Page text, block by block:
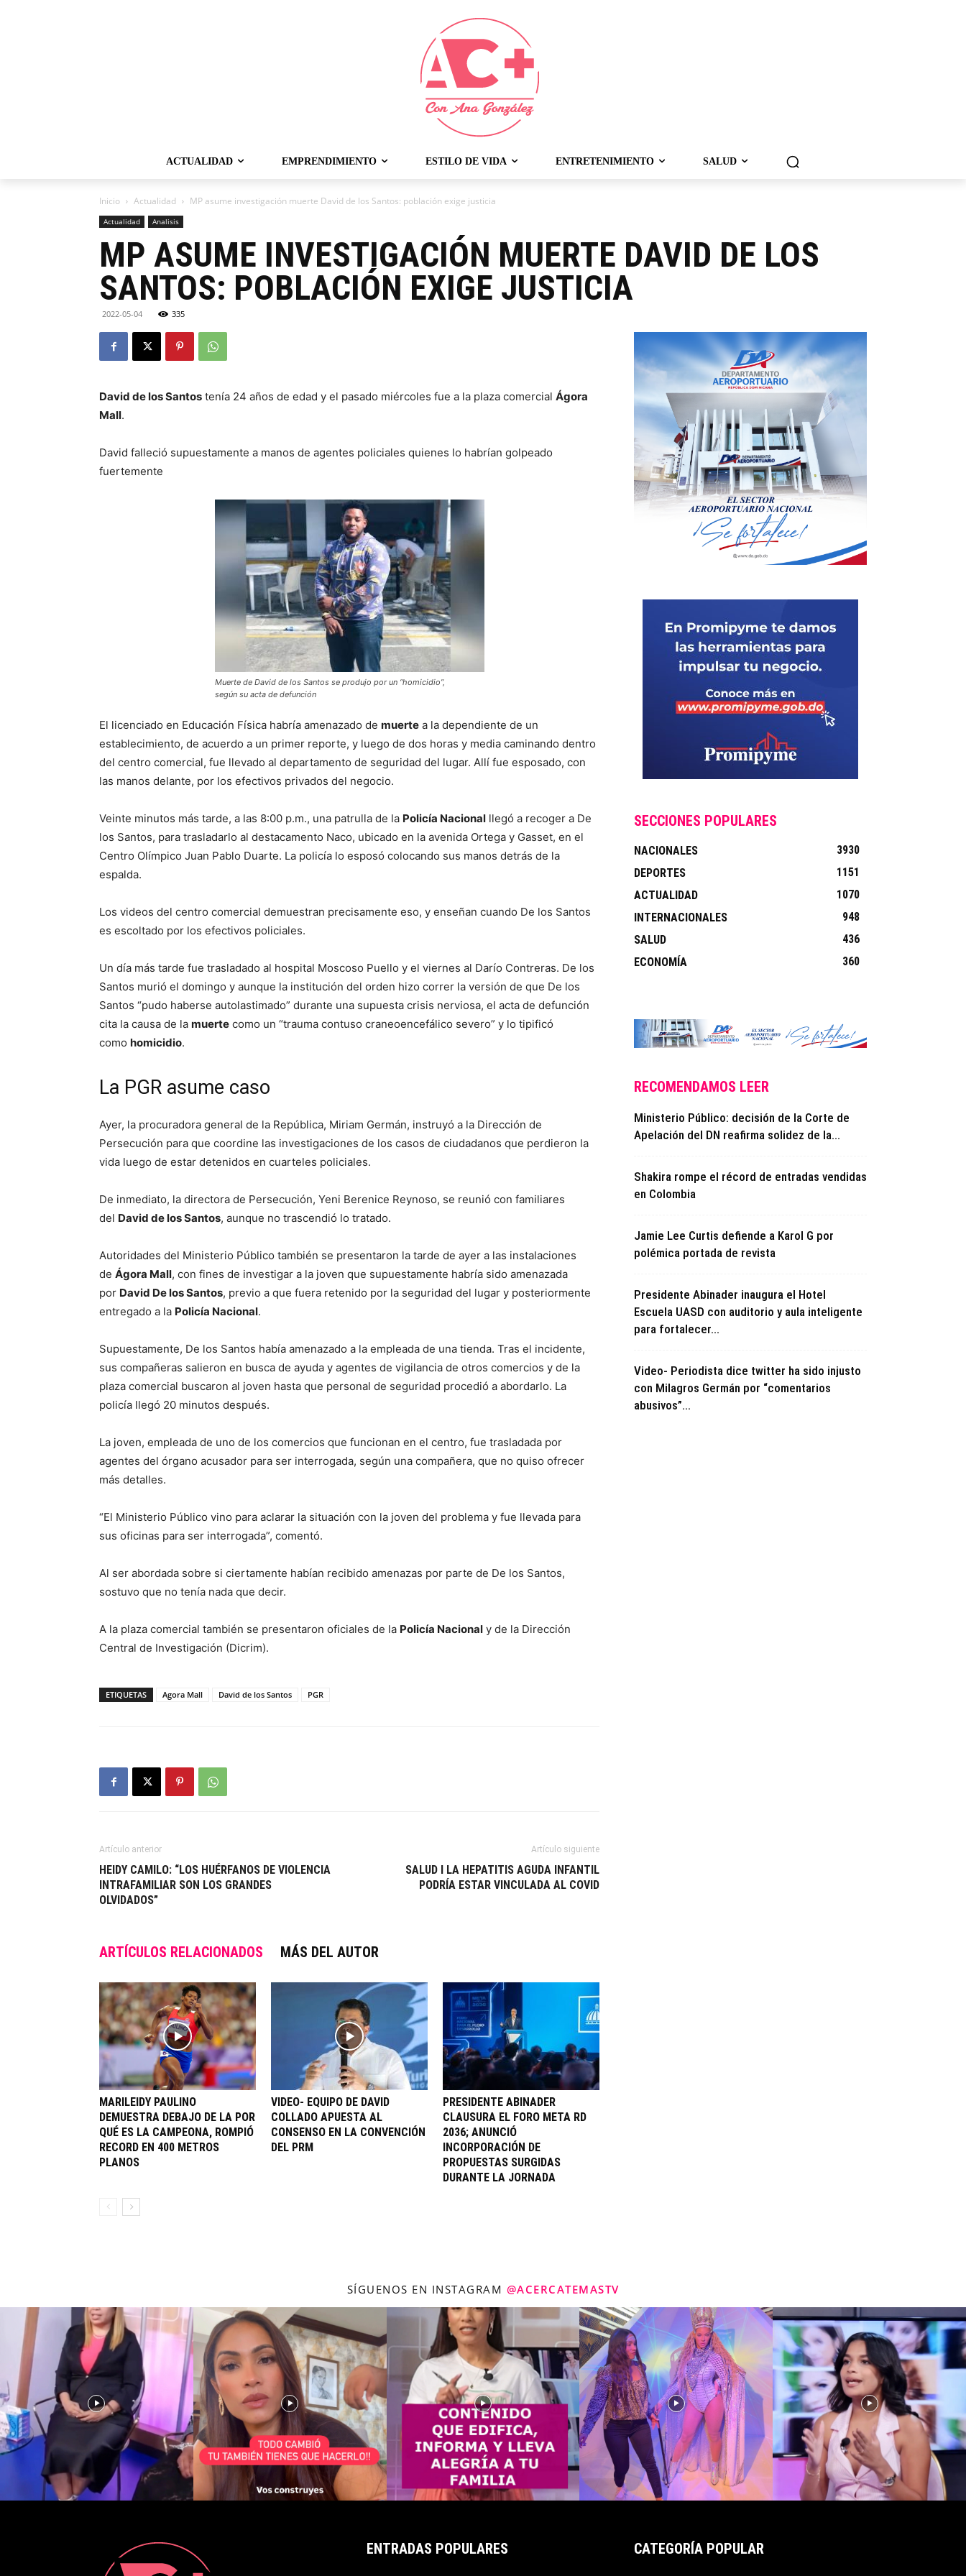
ACTUALIDAD EMPRENDIMIENTO ESTILO DE VIDA ENTRETENIMIENTO SALUD
Inicio Actualidad MP asume investigación muerte David de los Santos: población exige justicia
Actualidad Analisis
MP ASUME INVESTIGACIÓN MUERTE DAVID DE LOS
SANTOS: POBLACIÓN EXIGE JUSTICIA
2022-05-04 335
David de los Santos tenía 24 años de edad y el pasado miércoles fue a la plaza comercial Ágora
Mall.
David falleció supuestamente a manos de agentes policiales quienes lo habrían golpeado
fuertemente
Muerte de David de los Santos se produjo por un “homicidio”,
según su acta de defunción
El licenciado en Educación Física habría amenazado de muerte a la dependiente de un
establecimiento, de acuerdo a un primer reporte, y luego de dos horas y media caminando dentro
del centro comercial, fue llevado al departamento de seguridad del lugar. Allí fue esposado, con
las manos delante, por los efectivos privados del negocio.
Veinte minutos más tarde, a las 8:00 p.m., una patrulla de la Policía Nacional llegó a recoger a De
los Santos, para trasladarlo al destacamento Naco, ubicado en la avenida Ortega y Gasset, en el
Centro Olímpico Juan Pablo Duarte. La policía lo esposó colocando sus manos detrás de la
espalda.
Los videos del centro comercial demuestran precisamente eso, y enseñan cuando De los Santos
es escoltado por los efectivos policiales.
Un día más tarde fue trasladado al hospital Moscoso Puello y el viernes al Darío Contreras. De los
Santos murió el domingo y aunque la institución del orden hizo correr la versión de que De los
Santos “pudo haberse autolastimado” durante una supuesta crisis nerviosa, el acta de defunción
cita la causa de la muerte como un “trauma contuso craneoencefálico severo” y lo tipificó
como homicidio.
La PGR asume caso
Ayer, la procuradora general de la República, Miriam Germán, instruyó a la Dirección de
Persecución para que coordine las investigaciones de los casos de ciudadanos que perdieron la
vida luego de estar detenidos en cuarteles policiales.
De inmediato, la directora de Persecución, Yeni Berenice Reynoso, se reunió con familiares
del David de los Santos, aunque no trascendió lo tratado.
Autoridades del Ministerio Público también se presentaron la tarde de ayer a las instalaciones
de Ágora Mall, con fines de investigar a la joven que supuestamente habría sido amenazada
por David De los Santos, previo a que fuera retenido por la seguridad del lugar y posteriormente
entregado a la Policía Nacional.
Supuestamente, De los Santos había amenazado a la empleada de una tienda. Tras el incidente,
sus compañeras salieron en busca de ayuda y agentes de vigilancia de otros comercios y de la
plaza comercial buscaron al joven hasta que personal de seguridad procedió a abordarlo. La
policía llegó 20 minutos después.
La joven, empleada de uno de los comercios que funcionan en el centro, fue trasladada por
agentes del órgano acusador para ser interrogada, según una compañera, que no quiso ofrecer
más detalles.
“El Ministerio Público vino para aclarar la situación con la joven del problema y fue llevada para
sus oficinas para ser interrogada”, comentó.
Al ser abordada sobre si ciertamente habían recibido amenazas por parte de De los Santos,
sostuvo que no tenía nada que decir.
A la plaza comercial también se presentaron oficiales de la Policía Nacional y de la Dirección
Central de Investigación (Dicrim).
ETIQUETAS Agora Mall David de los Santos PGR
Artículo anterior
HEIDY CAMILO: “LOS HUÉRFANOS DE VIOLENCIA
INTRAFAMILIAR SON LOS GRANDES
OLVIDADOS”
Artículo siguiente
SALUD I LA HEPATITIS AGUDA INFANTIL
PODRÍA ESTAR VINCULADA AL COVID
ARTÍCULOS RELACIONADOS MÁS DEL AUTOR
MARILEIDY PAULINO
DEMUESTRA DEBAJO DE LA POR
QUÉ ES LA CAMPEONA, ROMPIÓ
RECORD EN 400 METROS
PLANOS
VIDEO- EQUIPO DE DAVID
COLLADO APUESTA AL
CONSENSO EN LA CONVENCIÓN
DEL PRM
PRESIDENTE ABINADER
CLAUSURA EL FORO META RD
2036; ANUNCIÓ
INCORPORACIÓN DE
PROPUESTAS SURGIDAS
DURANTE LA JORNADA
SECCIONES POPULARES
NACIONALES
3930
DEPORTES
1151
ACTUALIDAD
1070
INTERNACIONALES
948
SALUD
436
ECONOMÍA
360
RECOMENDAMOS LEER
Ministerio Público: decisión de la Corte de
Apelación del DN reafirma solidez de la...
Shakira rompe el récord de entradas vendidas
en Colombia
Jamie Lee Curtis defiende a Karol G por
polémica portada de revista
Presidente Abinader inaugura el Hotel
Escuela UASD con auditorio y aula inteligente
para fortalecer...
Video- Periodista dice twitter ha sido injusto
con Milagros Germán por “comentarios
abusivos”...
SÍGUENOS EN INSTAGRAM @ACERCATEMASTV
ENTRADAS POPULARES CATEGORÍA POPULAR